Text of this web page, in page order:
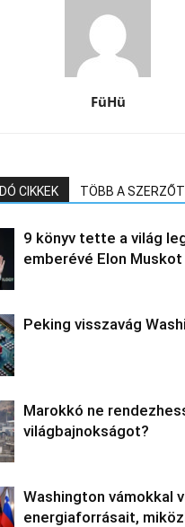
FüHü
CIKKEK TÖBB A
9 könyv tette a világ
emberévé Elon Muskot
Peking visszavág
Marokkó ne
világbajnokságot?
Washington vámokkal
energiaforrásait,